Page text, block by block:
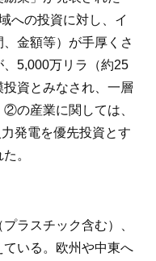
への投資に対し、イ
金額等）が手厚くさ
5,000万リラ（約25
資とみなされ、一層
の産業に関しては、
発電を優先投資とす
。
ラスチック含む）、
いる。欧州や中東へ